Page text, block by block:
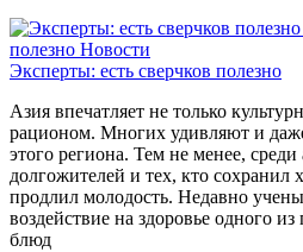
полезно Новости
Эксперты: есть сверчков полезно
Азия впечатляет не только
рационом. Многих удивляют и
этого региона. Тем не менее, среди
долгожителей и тех, кто сохранил
продлил молодость. Недавно
воздействие на здоровье одного
блюд